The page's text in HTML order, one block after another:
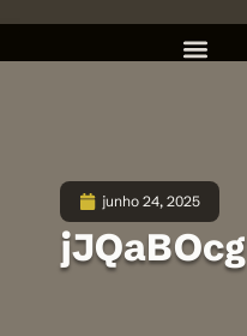
junho 24, 2025
jJQaBOcg